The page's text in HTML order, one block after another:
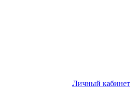
Личный кабинет